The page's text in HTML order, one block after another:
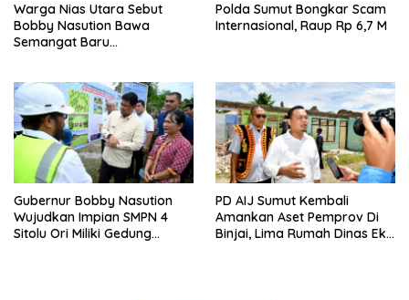
Warga Nias Utara Sebut
Bobby Nasution Bawa
Semangat Baru
Polda Sumut Bongkar Scam
Internasional, Raup Rp 6,7 M
Gubernur Bobby Nasution
Wujudkan Impian SMPN 4
Sitolu Ori Miliki Gedung
PD AIJ Sumut Kembali
Amankan Aset Pemprov Di
Binjai, Lima Rumah Dinas Eks